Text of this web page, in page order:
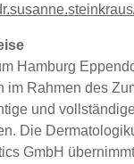
Hamburg
im Rahmen des
und
Die
GmbH